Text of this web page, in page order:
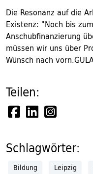
Die Resonanz auf die
Existenz: "Noch bis
Anschubfinanzierung
müssen wir uns über
Wünsch nach
Teilen:
Schlagwörter:
Bildung Leipzig